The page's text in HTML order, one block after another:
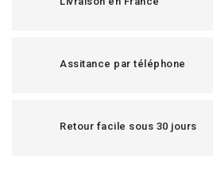
Assitance par téléphone
Retour facile sous 30 jours